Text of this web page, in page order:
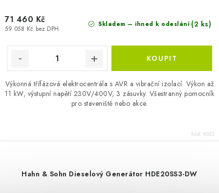
Skladem – ihned k odeslání (2 ks)
59 058 Kč bez DPH
71 460 Kč
Výkonná třífázová elektrocentrála s AVR a vibrační izolací. Výkon až
11 kW, výstupní napětí 230V/400V, 3 zásuvky. Všestranný pomocník
pro staveniště nebo akce.
Kód: 8022
Hahn & Sohn Dieselový Generátor HDE20SS3-DW